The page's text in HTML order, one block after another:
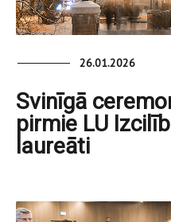
26.01.2026
Svinīgā
pirmie LU
laureāti